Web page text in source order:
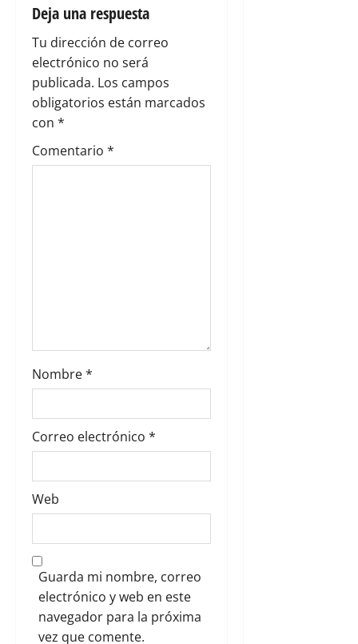
n
d
e
e
n
s
Deja una respuesta
Tu dirección de correo
electrónico no será
publicada. Los campos
obligatorios están marcados
con *
Comentario *
Nombre*
Correo electrónico *
Web
Guarda mi nombre, correo
electrónico y web en este
navegador para la próxima
vez que comente.